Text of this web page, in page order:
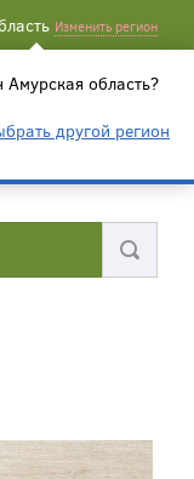
Изменить регион
область?
другой регион